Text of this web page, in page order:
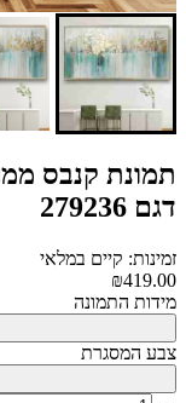
תמונת קנבס
דגם 279236
זמינות: קיים במלאי
₪419.00
מידות התמונה
צבע המסגרת